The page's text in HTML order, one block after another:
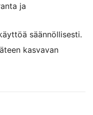
ja
säännöllisesti.
kasvavan